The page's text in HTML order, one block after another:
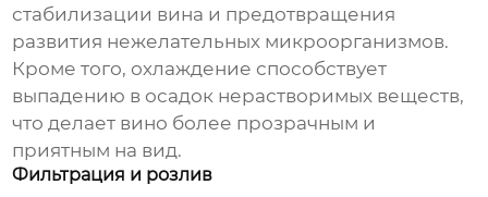
стабилизации вина и предотвращения
развития нежелательных микроорганизмов.
Кроме того, охлаждение способствует
выпадению в осадок нерастворимых веществ,
что делает вино более прозрачным и
приятным на вид.
Фильтрация и розлив